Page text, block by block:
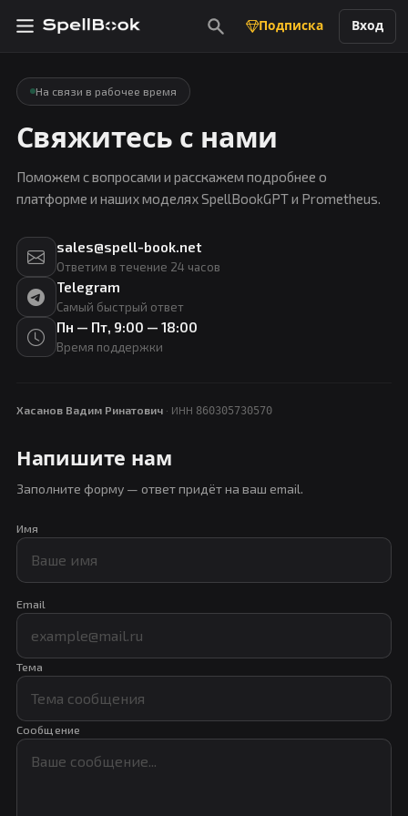
Подписка Вход
На связи в рабочее время
Свяжитесь с нами
Поможем с вопросами и расскажем подробнее о
платформе и наших моделях SpellBookGPT и Prometheus.
sales@spell-book.net
Ответим в течение 24 часов
Telegram
Самый быстрый ответ
Пн — Пт, 9:00 — 18:00
Время поддержки
Хасанов Вадим Ринатович· ИНН 860305730570
Напишите нам
Заполните форму — ответ придёт на ваш email.
Имя
Email
Тема
Сообщение